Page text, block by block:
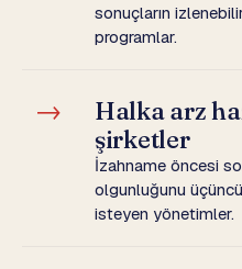
sonuçların
programlar.
→
Halka arz
şirketler
İzahname öncesi
olgunluğunu
isteyen yönetimler.